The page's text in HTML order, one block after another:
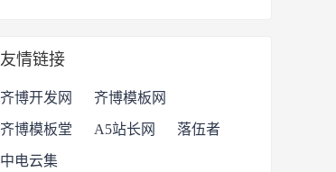
友情链接
齐博开发网 齐博模板网
齐博模板堂 A5站长网 落伍者
中电云集